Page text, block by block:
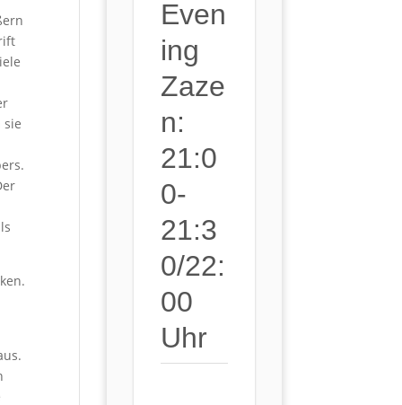
sie
Even
Ing
Zaze
N:
21:0
0-
21:3
0/22:
00
Uhr